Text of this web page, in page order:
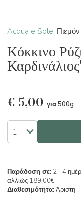
Acqua e Sole,
Κόκκινο
€ 5,00 για 500g
Παράδοση σε: 2 - 4
αλλιώς 189,00€
Διαθεσιμότητα:Άριστη